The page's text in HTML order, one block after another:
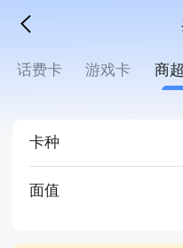
话费卡 游戏卡 商
卡种
面值